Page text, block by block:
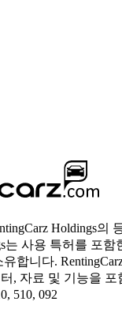
Holdings의
는 사용 특허를 포함
합니다.
, 자료 및 기능을
510, 092